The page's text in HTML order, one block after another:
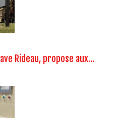
Rideau, propose aux...